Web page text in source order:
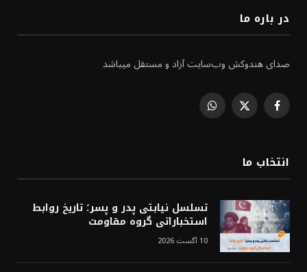
در باره ما
صدای هندوکش وب‌سایت آزاد و مستقل میباشد
Facebook
X
WhatsApp
انتخاب ما
تسلسل نیابتی پدر و پسر؛ تاریخ روابط
استخباراتی گروه مقاومت
10 آگست 2026